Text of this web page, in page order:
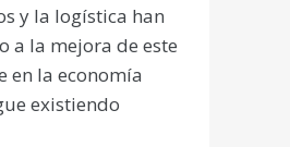
y la logística han
a la mejora de este
en la economía
existiendo